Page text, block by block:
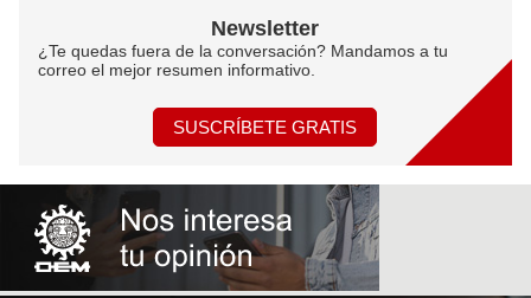
Newsletter
¿Te quedas fuera de la conversación? Mandamos a tu
correo el mejor resumen informativo.
SUSCRÍBETE GRATIS